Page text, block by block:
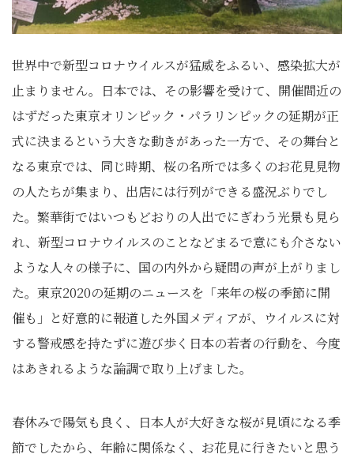
世界中で新型コロナウイルスが猛威をふるい、感染拡大が
止まりません。日本では、その影響を受けて、開催間近の
はずだった東京オリンピック・パラリンピックの延期が正
式に決まるという大きな動きがあった一方で、その舞台と
なる東京では、同じ時期、桜の名所では多くのお花見見物
の人たちが集まり、出店には行列ができる盛況ぶりでし
た。繁華街ではいつもどおりの人出でにぎわう光景も見ら
れ、新型コロナウイルスのことなどまるで意にも介さない
ような人々の様子に、国の内外から疑問の声が上がりまし
た。東京2020の延期のニュースを「来年の桜の季節に開
催も」と好意的に報道した外国メディアが、ウイルスに対
する警戒感を持たずに遊び歩く日本の若者の行動を、今度
はあきれるような論調で取り上げました。
春休みで陽気も良く、日本人が大好きな桜が見頃になる季
節でしたから、年齢に関係なく、お花見に行きたいと思う